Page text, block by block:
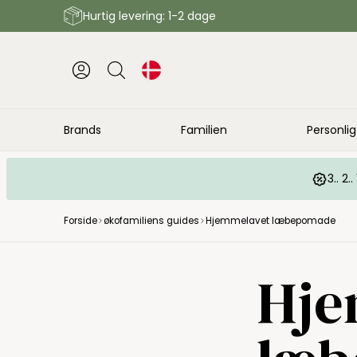
Hurtig levering: 1-2 dage
Brands Familien
3..
Forside økofamiliens guides Hjemmelavet læbepomade